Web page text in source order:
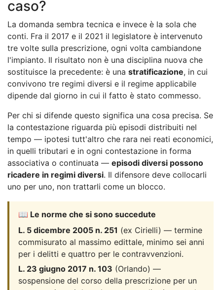
caso?
La domanda sembra tecnica e invece è la sola che
conti. Fra il 2017 e il 2021 il legislatore è intervenuto
tre volte sulla prescrizione, ogni volta cambiandone
l'impianto. Il risultato non è una disciplina nuova che
sostituisce la precedente: è una stratificazione, in cui
convivono tre regimi diversi e il regime applicabile
dipende dal giorno in cui il fatto è stato commesso.
Per chi si difende questo significa una cosa precisa. Se
la contestazione riguarda più episodi distribuiti nel
tempo — ipotesi tutt'altro che rara nei reati economici,
in quelli tributari e in ogni contestazione in forma
associativa o continuata — episodi diversi possono
ricadere in regimi diversi. Il difensore deve collocarli
uno per uno, non trattarli come un blocco.
📖 Le norme che si sono succedute
L. 5 dicembre 2005 n. 251 (ex Cirielli) — termine
commisurato al massimo edittale, minimo sei anni
per i delitti e quattro per le contravvenzioni.
L. 23 giugno 2017 n. 103 (Orlando) —
sospensione del corso della prescrizione per un